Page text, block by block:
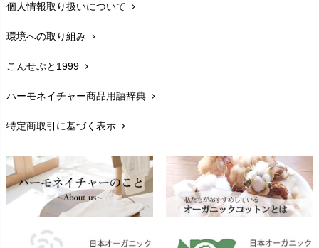
サイズ・寸法chevron_right
生地・素材chevron_right
お手入れについて
レビューを書こうchevron_right
返品交換chevron_right
FAXでのご注文
お問い合わせchevron_right
個人情報取り扱いについて chevron_right
環境への取り組み chevron_right
こんせぷと1999 chevron_right
ハーモネイチャー商品用語辞典 chevron_right
特定商取引に基づく表示 chevron_right